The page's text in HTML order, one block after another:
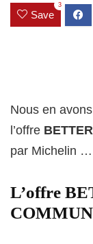
Save
3
Nous en
l’offre
par Michelin …
L’offre